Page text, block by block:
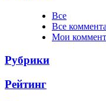
Все
Все
Мои
Рубрики
Рейтинг